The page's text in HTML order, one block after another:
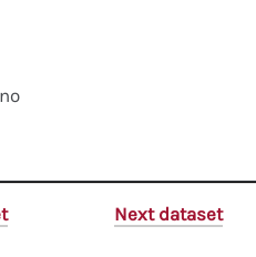
Next dataset